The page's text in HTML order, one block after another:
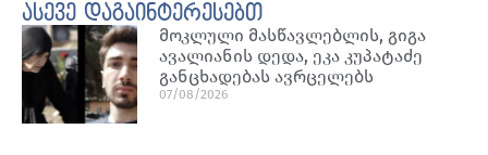
ასევე დაგაინტერესებთ
მოკლული მასწავლებლის, გიგა
ავალიანის დედა, ეკა კუპატაძე
განცხადებას ავრცელებს
07/08/2026